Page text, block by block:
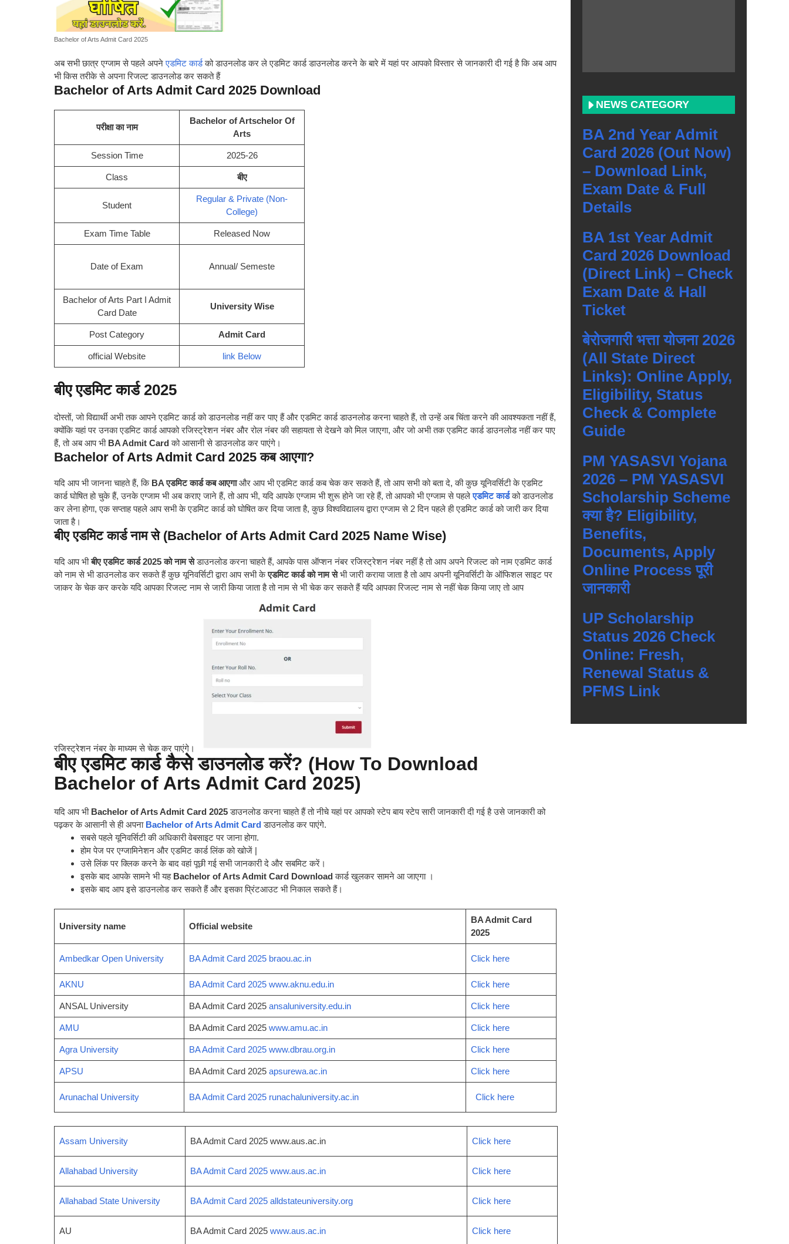
Bachelor of Arts Admit Card 2025
अब सभी छात्र एग्जाम से पहले अपनेएडमिट कार्डको डाउनलोड कर ले एडमिट कार्ड डाउनलोड करने के बारे में यहां पर आपको विस्तार से जानकारी दी गई है कि अब आप
भी किस तरीके से अपना रिजल्ट डाउनलोड कर सकते हैं
Bachelor of Arts Admit Card 2025 Download
परीक्षा का नाम
Bachelor of Artschelor Of
Arts
Session Time 2025-26
Class बीए
Student
Regular & Private (Non-
College)
Exam Time Table Released Now
Date of Exam Annual/ Semeste
Bachelor of Arts Part I Admit
Card Date
University Wise
Post Category Admit Card
official Website link Below
बीए एडमिट कार्ड 2025
दोस्तों, जो विद्यार्थी अभी तक आपने एडमिट कार्ड को डाउनलोड नहीं कर पाए हैं और एडमिट कार्ड डाउनलोड करना चाहते हैं, तो उन्हें अब चिंता करने की आवश्यकता नहीं हैं,
क्योंकि यहां पर उनका एडमिट कार्ड आपको रजिस्ट्रेशन नंबर और रोल नंबर की सहायता से देखने को मिल जाएगा, और जो अभी तक एडमिट कार्ड डाउनलोड नहीं कर पाए
हैं, तो अब आप भी BA Admit Card को आसानी से डाउनलोड कर पाएंगे।
Bachelor of Arts Admit Card 2025कब आएगा?
यदि आप भी जानना चाहते हैं, कि BA एडमिट कार्ड कब आएगाऔर आप भी एडमिट कार्ड कब चेक कर सकते हैं, तो आप सभी को बता दे, की कुछ यूनिवर्सिटी के एडमिट
कार्ड घोषित हो चुके हैं, उनके एग्जाम भी अब कराए जाने हैं, तो आप भी, यदि आपके एग्जाम भी शुरू होने जा रहे हैं, तो आपको भी एग्जाम से पहलेएडमिट कार्डको डाउनलोड
कर लेना होगा, एक सप्ताह पहले आप सभी के एडमिट कार्ड को घोषित कर दिया जाता है, कुछ विश्वविद्यालय द्वारा एग्जाम से 2 दिन पहले ही एडमिट कार्ड को जारी कर दिया
जाता है।
बीए एडमिट कार्ड नाम से (Bachelor of Arts Admit Card 2025 Name Wise)
यदि आप भीबीए एडमिट कार्ड 2025 को नाम सेडाउनलोड करना चाहते हैं, आपके पास ऑप्शन नंबर रजिस्ट्रेशन नंबर नहीं है तो आप अपने रिजल्ट को नाम एडमिट कार्ड
को नाम से भी डाउनलोड कर सकते हैं कुछ यूनिवर्सिटी द्वारा आप सभी केएडमिट कार्ड को नाम सेभी जारी कराया जाता है तो आप अपनी यूनिवर्सिटी के ऑफिशल साइट पर
जाकर के चेक कर करके यदि आपका रिजल्ट नाम से जारी किया जाता है तो नाम से भी चेक कर सकते हैं यदि आपका रिजल्ट नाम से नहीं चेक किया जाए तो आप
रजिस्ट्रेशन नंबर के माध्यम से चेक कर पाएंगे।
बीए एडमिट कार्ड कैसे डाउनलोड करें? (How To Download
Bachelor of Arts Admit Card 2025)
यदि आप भी Bachelor of Arts Admit Card 2025डाउनलोड करना चाहते हैं तो नीचे यहां पर आपको स्टेप बाय स्टेप सारी जानकारी दी गई है उसे जानकारी को
पढ़कर के आसानी से ही अपना Bachelor of Arts Admit Card डाउनलोड कर पाएंगे.
सबसे पहले यूनिवर्सिटी की अधिकारी वेबसाइट पर जाना होगा.
होम पेज पर एग्जामिनेशन और एडमिट कार्ड लिंक को खोजें |
उसे लिंक पर क्लिक करने के बाद वहां पूछी गई सभी जानकारी दे और सबमिट करें।
इसके बाद आपके सामने भी यह Bachelor of Arts Admit Card Download कार्ड खुलकर सामने आ जाएगा ।
इसके बाद आप इसे डाउनलोड कर सकते हैं और इसका प्रिंटआउट भी निकाल सकते हैं।
University name Official website
BA Admit Card
2025
Ambedkar Open University BA Admit Card 2025 braou.ac.in Click here
AKNU BA Admit Card 2025 www.aknu.edu.in Click here
ANSAL University BA Admit Card 2025 ansaluniversity.edu.in Click here
AMU BA Admit Card 2025 www.amu.ac.in Click here
Agra University BA Admit Card 2025 www.dbrau.org.in Click here
APSU BA Admit Card 2025 apsurewa.ac.in Click here
Arunachal University BA Admit Card 2025 runachaluniversity.ac.in Click here
Assam University BA Admit Card 2025 www.aus.ac.in Cli­ck here
Allahabad University BA Admit Card 2025 www.aus.ac.in Click here
Allahabad State University BA Admit Card 2025 alldstateuniversity.org Click here
AU BA Admit Card 2025 www.aus.ac.in Click here
NEWS CATEGORY
BA 2nd Year Admit
Card 2026 (Out Now)
– Download Link,
Exam Date & Full
Details
BA 1st Year Admit
Card 2026 Download
(Direct Link) – Check
Exam Date & Hall
Ticket
बेरोजगारी भत्ता योजना 2026
(All State Direct
Links): Online Apply,
Eligibility, Status
Check & Complete
Guide
PM YASASVI Yojana
2026 – PM YASASVI
Scholarship Scheme
क्या है? Eligibility,
Benefits,
Documents, Apply
Online Process पूरी
जानकारी
UP Scholarship
Status 2026 Check
Online: Fresh,
Renewal Status &
PFMS Link